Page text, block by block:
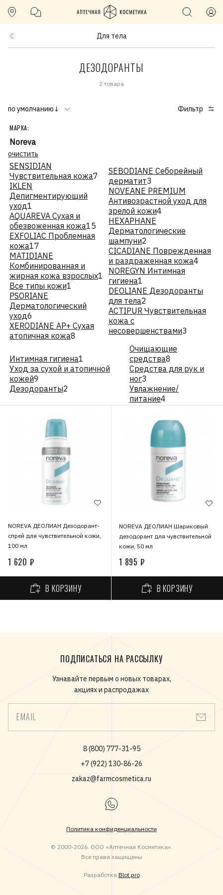
Для тела
ДЕЗОДОРАНТЫ
2 товара
по умолчанию↓ Фильтр
МАРКА:
Noreva
очистить
SENSIDIAN
Чувствительная кожа7
IKLEN
Депигментирующий
уход1
AQUAREVA Сухая и
обезвоженная кожа15
EXFOLIAC Проблемная
кожа17
MATIDIANE
Комбинированная и
жирная кожа взрослых1
Все типы кожи1
PSORIANE
Дерматологический
уход6
XERODIANE АР+ Сухая
атопичная кожа8
SEBODIANE Себорейный
дерматит3
NOVEANE PREMIUM
Антивозрастной уход для
зрелой кожи4
HEXAPHANE
Дерматологические
шампуни2
CICADIANE Поврежденная
и раздраженная кожа4
NOREGYN Интимная
гигиена1
DEOLIANE Дезодоранты
для тела2
ACTIPUR Чувствительная
кожа с
несовершенствами3
Интимная гигиена1
Уход за сухой и атопичной
кожей9
Дезодоранты2
Очищающие
средства8
Средства для рук и
ног3
Увлажнение/
питание4
NOREVA ДЕОЛИАН Дезодорант-
спрей для чувствительной кожи,
100 мл
1 620 ₽
В КОРЗИНУ
NOREVA ДЕОЛИАН Шариковый
дезодорант для чувствительной
кожи, 50 мл
1 895 ₽
В КОРЗИНУ
ПОДПИСАТЬСЯ НА РАССЫЛКУ
Узнавайте первым о новых товарах,
акциях и распродажах
EMAIL
8 (800) 777-31-95
+7 (922) 130-86-26
zakaz@farmcosmetica.ru
Политика конфиденциальности
© 2000-2026. ООО «Аптечная Косметика».
Все права защищены
Разработка Blot.pro